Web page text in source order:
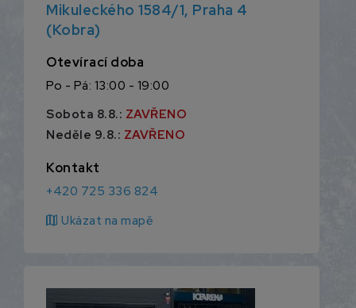
Mikuleckého 1584/1, Praha 4
(Kobra)
Otevírací doba
Po - Pá: 13:00 - 19:00
Sobota 8.8.: ZAVŘENO
Neděle 9.8.: ZAVŘENO
Kontakt
+420 725 336 824
map Ukázat na mapě